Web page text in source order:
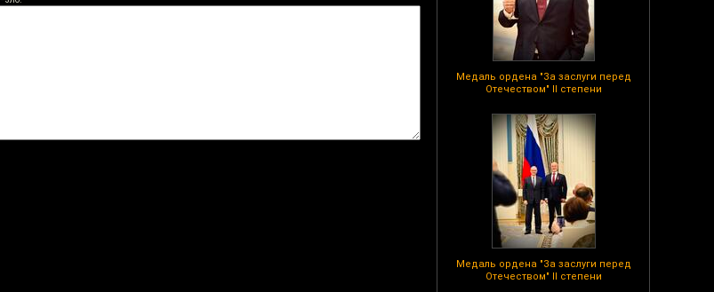
Медаль ордена "За заслуги перед
Отечеством" II степени
Медаль ордена "За заслуги перед
Отечеством" II степени